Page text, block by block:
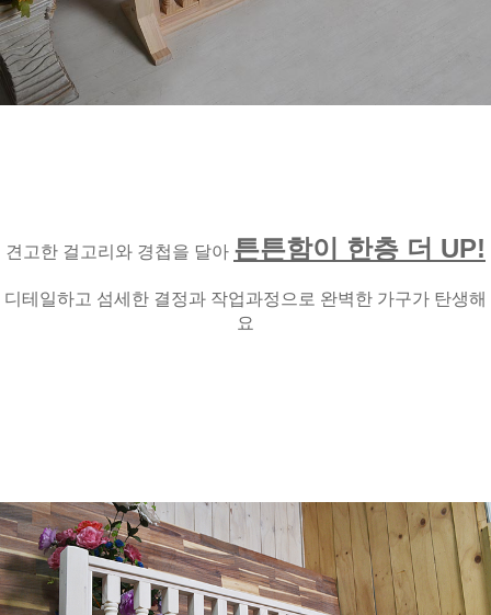
견고한 걸고리와 경첩을 달아 튼튼함이 한층 더 UP!
디테일하고 섬세한 결정과 작업과정으로 완벽한 가구가 탄생해
요